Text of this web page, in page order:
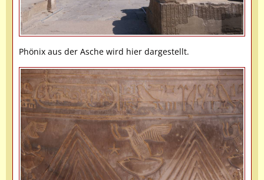
Phönix aus der Asche wird hier dargestellt.